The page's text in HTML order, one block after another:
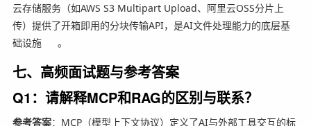
云存储服务（如AWS S3 Multipart Upload、阿里云OSS分片上
传）提供了开箱即用的分块传输API，是AI文件处理能力的底层基
础设施
。
七、高频面试题与参考答案
Q1：请解释MCP和RAG的区别与联系？
参考答案：MCP（模型上下文协议）定义了AI与外部工具交互的标